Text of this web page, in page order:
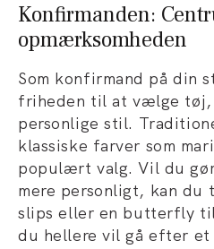
Konfirmanden:
opmærksomheden
Som konfirmand på din
friheden til at vælge tøj,
personlige stil.
klassiske farver som
populært valg. Vil du
mere personligt, kan
slips eller en butterfly
du hellere vil gå efter et